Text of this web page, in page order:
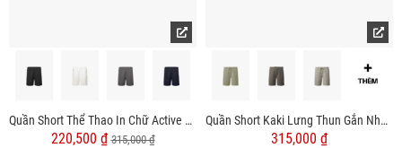
Quần Short Thể Thao In Chữ Active 4MEN Form Regular QS080
220,500 ₫315,000 ₫
Quần Short Kaki Lưng Thun Gắn Nhãn Trang Trí Form Straight QS067
315,000 ₫